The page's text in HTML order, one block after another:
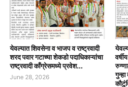
येवल्यात शिवसेना व भाजप व राष्ट्रवादी
शरद पवार गटाच्या शेकडो पदाधिकाऱ्यांचा
राष्ट्रवादी काँग्रेसमध्ये प्रवेश...
June 28, 2026